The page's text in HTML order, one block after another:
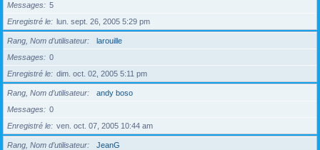
Messages
5
Enregistré le
lun. sept. 26, 2005 5:29 pm
Rang, Nom d’utilisateur
larouille
Messages
0
Enregistré le
dim. oct. 02, 2005 5:11 pm
Rang, Nom d’utilisateur
andy boso
Messages
0
Enregistré le
ven. oct. 07, 2005 10:44 am
Rang, Nom d’utilisateur
JeanG